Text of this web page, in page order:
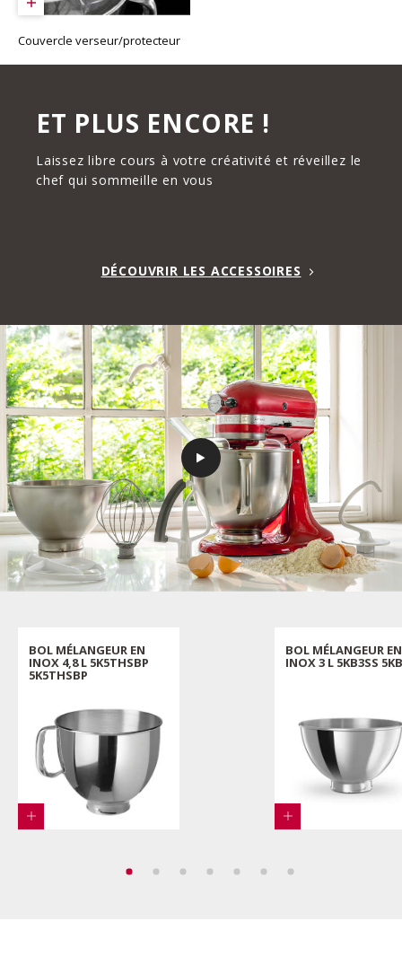
Couvercle verseur/protecteur
ET PLUS ENCORE !
Laissez libre cours à votre créativité et réveillez le
chef qui sommeille en vous
DÉCOUVRIR LES ACCESSOIRES
BOL MÉLANGEUR EN
INOX 4,8 L 5K5THSBP
5K5THSBP
BOL MÉLANGEUR EN
INOX 3 L 5KB3SS